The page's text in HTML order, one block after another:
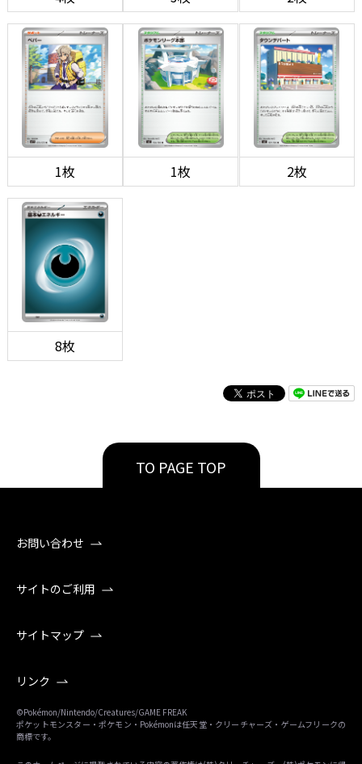
1枚 1枚 2枚
8枚
TO PAGE TOP
お問い合わせ
サイトのご利用
サイトマップ
リンク
©Pokémon/Nintendo/Creatures/GAME FREAK
ポケットモンスター・ポケモン・Pokémonは任天堂・クリーチャーズ・ゲームフリークの
商標です。